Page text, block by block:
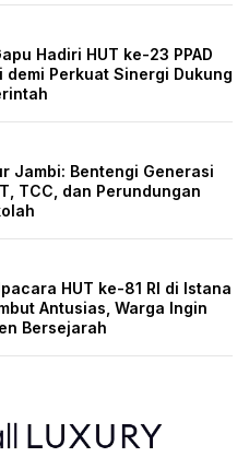
Hadiri HUT ke-23 PPAD
demi Perkuat Sinergi Dukung
Jambi: Bentengi Generasi
TCC, dan Perundungan
HUT ke-81 RI di Istana
Antusias, Warga Ingin
Bersejarah